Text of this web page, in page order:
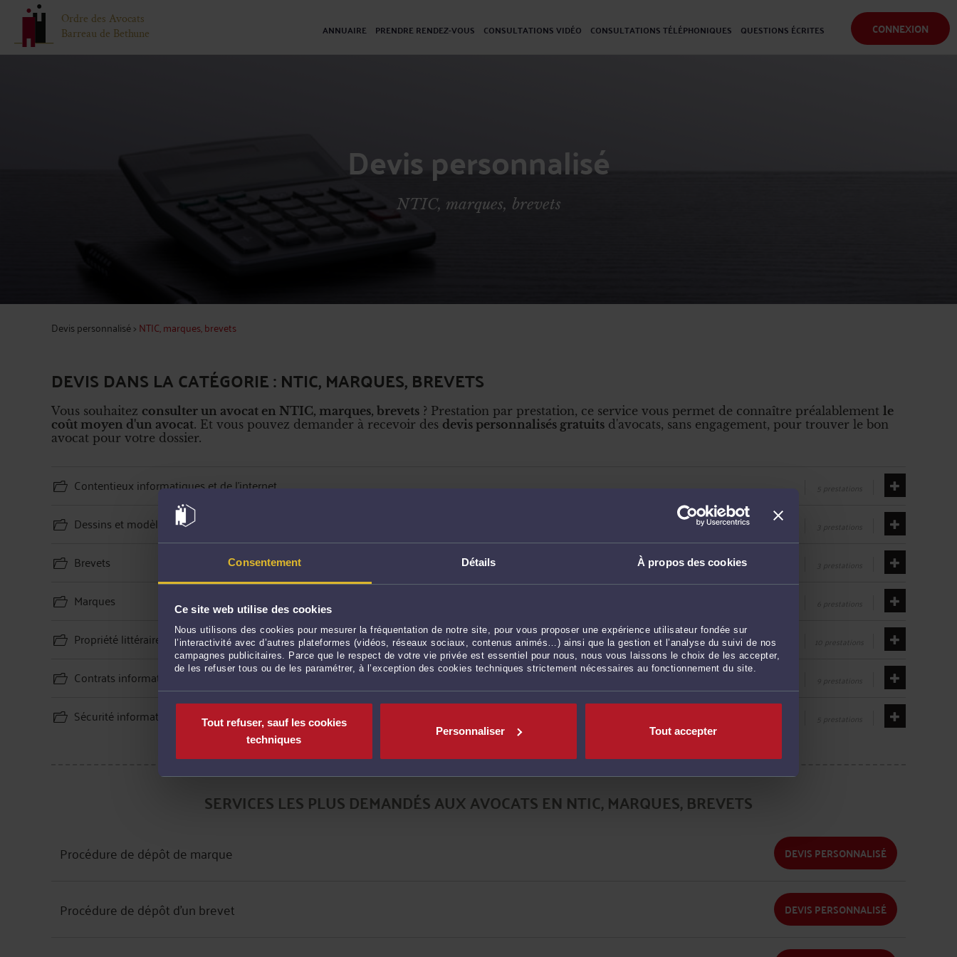
Consentement Détails À propos des cookies
Ce site web utilise des cookies
Nous utilisons des cookies pour mesurer la fréquentation de notre site, pour vous proposer une expérience utilisateur fondée sur
l’interactivité avec d’autres plateformes (vidéos, réseaux sociaux, contenus animés…) ainsi que la gestion et l’analyse du suivi de nos
campagnes publicitaires. Parce que le respect de votre vie privée est essentiel pour nous, nous vous laissons le choix de les accepter,
de les refuser tous ou de les paramétrer, à l’exception des cookies techniques strictement nécessaires au fonctionnement du site.
Tout refuser, sauf les cookies
techniques
Personnaliser Tout accepter
Ordre des Avocats
Barreau de Bethune
CONNEXION
ANNUAIRE PRENDRE RENDEZ-VOUS CONSULTATIONS VIDÉO CONSULTATIONS TÉLÉPHONIQUES QUESTIONS ÉCRITES
Devis personnalisé
NTIC, marques, brevets
Devis personnalisé> NTIC, marques, brevets
DEVIS DANS LA CATÉGORIE : NTIC, MARQUES, BREVETS
Vous souhaitez consulter un avocat en NTIC, marques, brevets ? Prestation par prestation, ce service vous permet de connaître préalablement le
coût moyen d'un avocat. Et vous pouvez demander à recevoir des devis personnalisés gratuits d'avocats, sans engagement, pour trouver le bon
avocat pour votre dossier.
Contentieux informatiques et de l'internet 5 prestations
Dessins et modèles 3 prestations
Brevets 3 prestations
Marques 6 prestations
Propriété littéraire et artistique 10 prestations
Contrats informatiques, sites web, logiciels, CGV 9 prestations
Sécurité informatique et données personnelles 5 prestations
SERVICES LES PLUS DEMANDÉS AUX AVOCATS EN NTIC, MARQUES, BREVETS
Procédure de dépôt de marque DEVIS PERSONNALISÉ
Procédure de dépôt d'un brevet DEVIS PERSONNALISÉ